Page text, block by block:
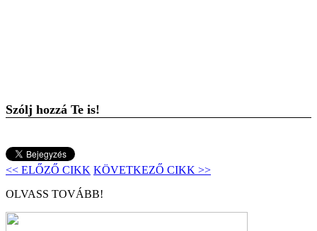
Szólj hozzá Te is!
<< ELŐZŐ CIKK KÖVETKEZŐ CIKK >>
OLVASS TOVÁBB!